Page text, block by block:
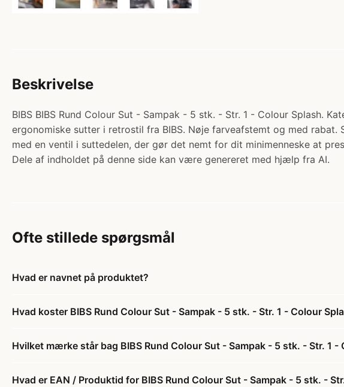
Beskrivelse
BIBS BIBS Rund Colour Sut - Sampak - 5 stk. - Str. 1 - Colour Splash.
ergonomiske sutter i retrostil fra BIBS. Nøje farveafstemt og med
med en ventil i suttedelen, der gør det nemt for dit minimenneske at
Dele af indholdet på denne side kan være genereret med hjælp fra AI.
Ofte stillede spørgsmål
Hvad er navnet på produktet?
Hvad koster BIBS Rund Colour Sut - Sampak - 5 stk. - Str. 1 - Colour
Hvilket mærke står bag BIBS Rund Colour Sut - Sampak - 5 stk. - Str. 1 -
Hvad er EAN / Produktid for BIBS Rund Colour Sut - Sampak - 5 stk. -